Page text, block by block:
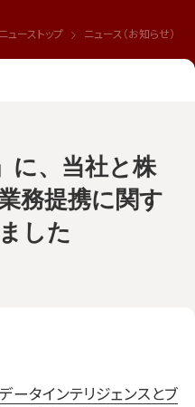
ニューストップ ニュース（お知らせ）
に、当社と株
務提携に関す
した
ータインテリジェンスとブ